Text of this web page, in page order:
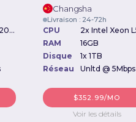
Livraison : 24-72h
2x Intel Xeon L5630 2.13 GHz
48GB
2x 300GB SAS
Unltd. @ 10Mbps
$628.99/MO
Intel Xeon L5420 2.54GHz
Changsha
Livraison : 24-72h
CPU
RAM
16GB
Disque
1x 1TB
Réseau
Unltd @ 5Mbps
$352.99/MO
Voir les détails